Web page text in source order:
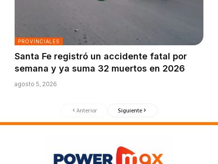
PROVINCIALES
Santa Fe registró un accidente fatal por
semana y ya suma 32 muertos en 2026
agosto 5, 2026
Anterior Siguiente